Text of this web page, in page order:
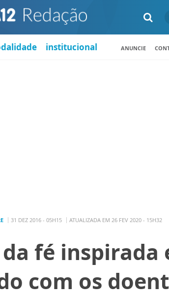
institucional ANUNCIE
31 DEZ 2016 - 05H15 ATUALIZADA EM 26 FEV 2020 - 15H32
fé inspirada
com os